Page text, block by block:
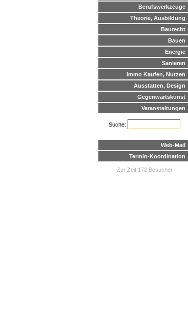
Berufswerkzeuge
Theorie, Ausbildung
Baurecht
Bauen
Energie
Sanieren
Immo Kaufen, Nutzen
Ausstatten, Design
Gegenwartskunst
Veranstaltungen
Suche:
Web-Mail
Termin-Koordination
Zur Zeit 172 Besucher